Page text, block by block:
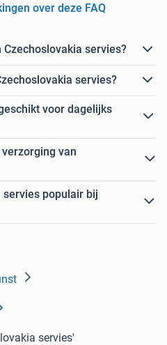
over deze FAQ
servies?
servies?
voor dagelijks
van
servies populair bij
servies'